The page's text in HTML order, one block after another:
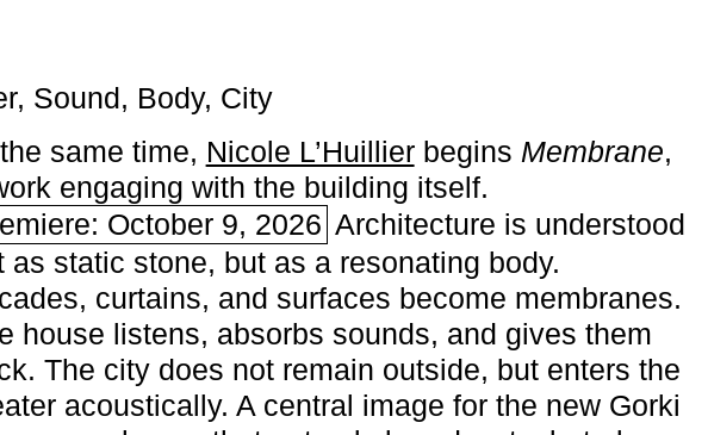
Sound, Body, City
same time, Nicole L’Huillierbegins ­ Membrane,
engaging with the building itself.
October 9, 2026 Architecture is understood
as static stone, but as a resonating body.
curtains, and surfaces become membranes.
house listens, absorbs sounds, and gives them
The city does not remain outside, but enters the
acoustically. A central image for the new Gorki